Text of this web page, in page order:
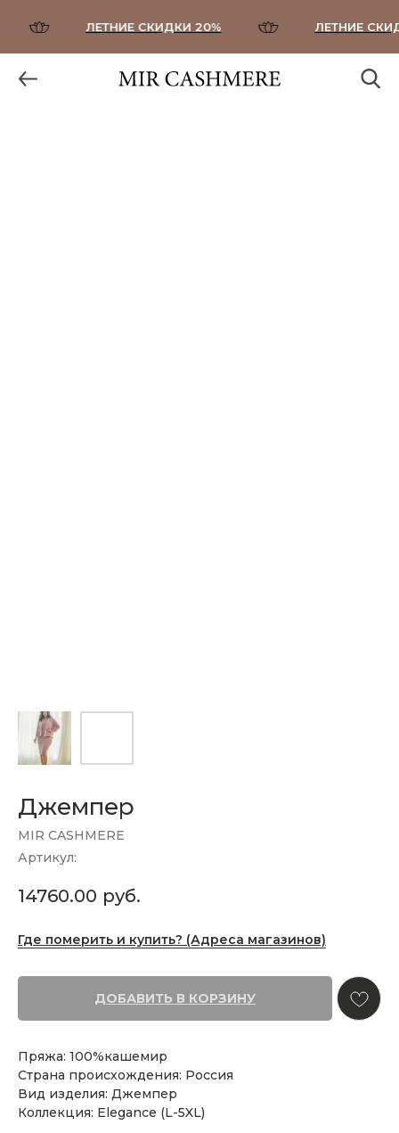
ЛЕТНИЕ СКИДКИ 20% ЛЕТНИЕ
Джемпер
MIR CASHMERE
Артикул:
14760.00 руб.
Где померить и купить? (Адреса магазинов)
ДОБАВИТЬ В КОРЗИНУ
Пряжа: 100%кашемир
Страна происхождения: Россия
Вид изделия: Джемпер
Коллекция: Elegance (L-5XL)